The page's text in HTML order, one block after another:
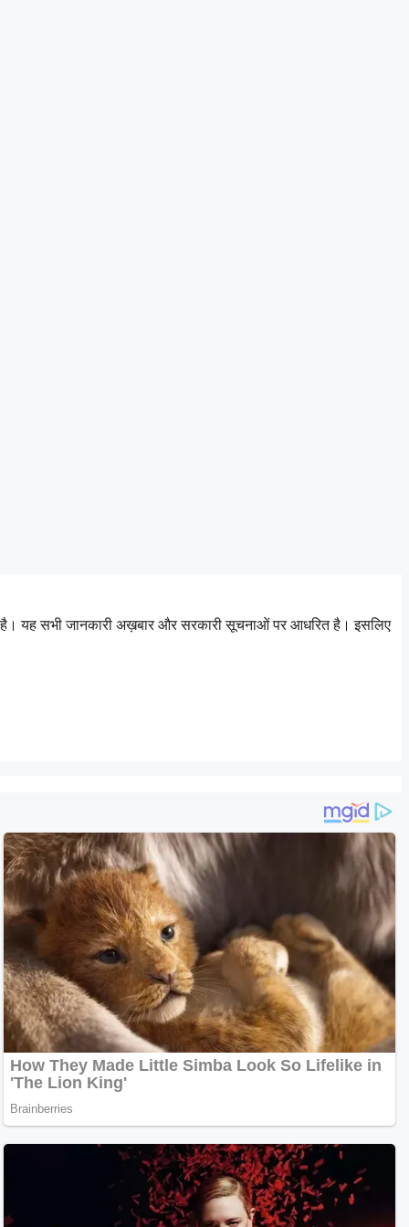
है। यह सभी जानकारी अख़बार और सरकारी सूचनाओं पर आधरित है। इसलिए